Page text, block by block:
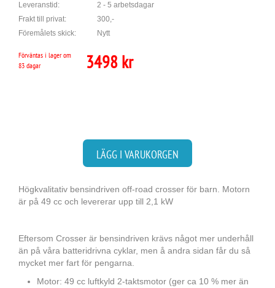
Leveranstid:
2 - 5 arbetsdagar
Frakt till privat:
300,-
Föremålets skick:
Nytt
Förväntas i lager om
83 dagar
3498 kr
LÄGG I VARUKORGEN
Högkvalitativ bensindriven off-road crosser för barn. Motorn
är på 49 cc och levererar upp till 2,1 kW
Eftersom Crosser är bensindriven krävs något mer underhåll
än på våra batteridrivna cyklar, men å andra sidan får du så
mycket mer fart för pengarna.
Motor: 49 cc luftkyld 2-taktsmotor (ger ca 10 % mer än